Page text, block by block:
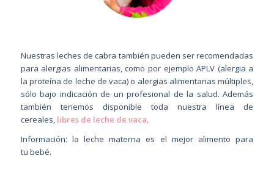
Nuestras leches de cabra también pueden ser recomendadas
para alergias alimentarias, como por ejemplo APLV (alergia a
la proteína de leche de vaca) o alergias alimentarias múltiples,
sólo bajo indicación de un profesional de la salud. Además
también tenemos disponible toda nuestra línea de
cereales, libres de leche de vaca.
Información: la leche materna es el mejor alimento para
tu bebé.